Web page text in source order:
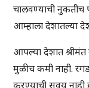
चालवण्याची नुकतीच
आम्हाला देशातल्या
आपल्या देशात
मुळीच कमी नाही.
करण्याची सवय नाही